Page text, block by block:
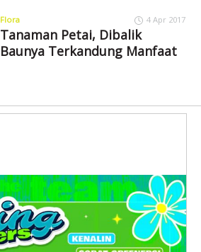
Flora 4 Apr 2017
Tanaman Petai, Dibalik
Baunya Terkandung Manfaat